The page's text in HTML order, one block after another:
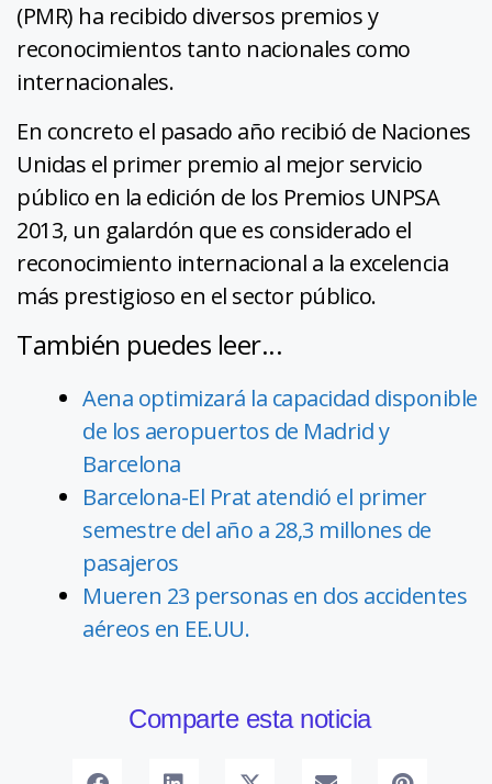
(PMR) ha recibido diversos premios y
reconocimientos tanto nacionales como
internacionales.
En concreto el pasado año recibió de Naciones
Unidas el primer premio al mejor servicio
público en la edición de los Premios UNPSA
2013, un galardón que es considerado el
reconocimiento internacional a la excelencia
más prestigioso en el sector público.
También puedes leer...
Aena optimizará la capacidad disponible
de los aeropuertos de Madrid y
Barcelona
Barcelona-El Prat atendió el primer
semestre del año a 28,3 millones de
pasajeros
Mueren 23 personas en dos accidentes
aéreos en EE.UU.
Comparte esta noticia